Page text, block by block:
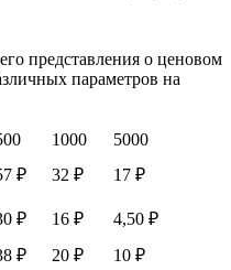
представления о ценовом
параметров на
1000
5000
₽ 32 ₽
17 ₽
₽ 16 ₽
4,50 ₽
₽ 20 ₽
10 ₽